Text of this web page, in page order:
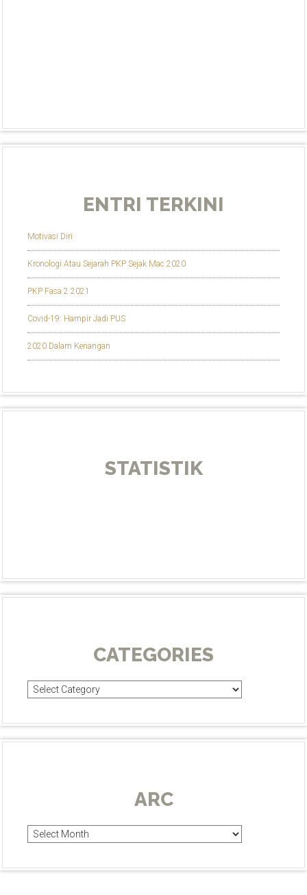
ENTRI TERKINI
Motivasi Diri
Kronologi Atau Sejarah PKP Sejak Mac 2020
PKP Fasa 2 2021
Covid-19: Hampir Jadi PUS
2020 Dalam Kenangan
STATISTIK
CATEGORIES
Categories
ARC
Arc